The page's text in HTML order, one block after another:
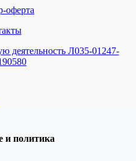
оферта
деятельность Л035-01247-
и политика